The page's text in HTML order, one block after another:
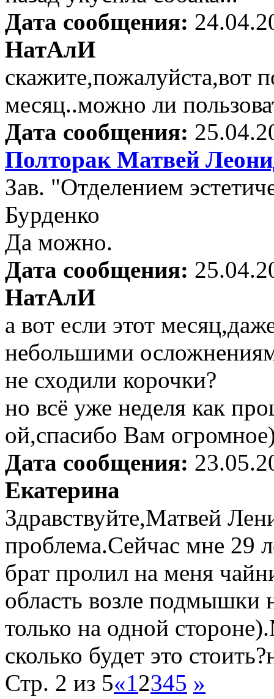
Дата сообщения:
НатАлИ
скажите,пожалуйста,вот
месяц..можно ли
Дата сообщения:
Полторак Матвей
Зав. "Отделением
Бурденко
Да можно.
Дата сообщения:
НатАлИ
а вот если этот
небольшими
не сходили корочки?
но всё уже неделя как
ой,спасибо Вам
Дата сообщения:
Екатерина
Здравствуйте,Матвей
проблема.Сейчас мне 29
брат пролил на меня
область возле подмышки
только на одной
сколько будет это
Стр. 2 из 5«12345 »